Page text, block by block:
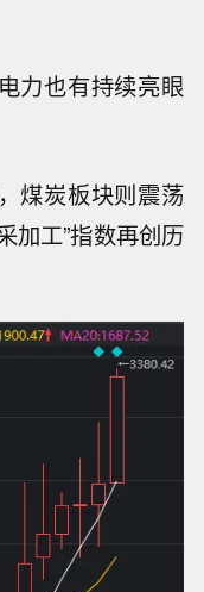
力也有持续亮眼
煤炭板块则震荡
加工”指数再创历